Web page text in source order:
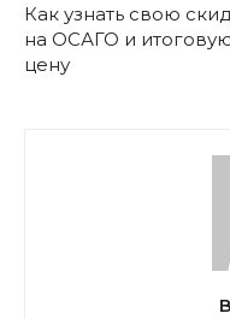
Как узнать свою
на ОСАГО и
цену